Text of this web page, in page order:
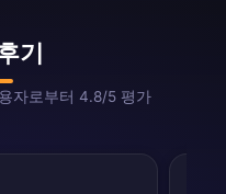
기
자로부터 4.8/5 평가